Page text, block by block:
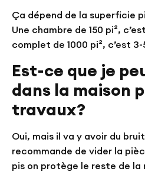
Ça dépend de la superficie
Une chambre de 150 pi²,
complet de 1000 pi², c’est 3-
Est-ce que je
dans la maison
travaux?
Oui, mais il va y avoir du
recommande de vider la
pis on protège le reste de la